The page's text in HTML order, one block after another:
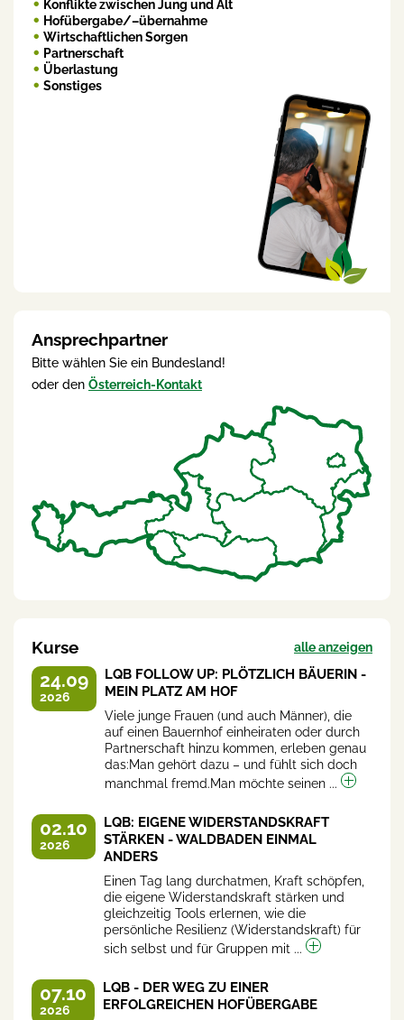
Konflikte zwischen Jung und Alt
Hofübergabe/–übernahme
Wirtschaftlichen Sorgen
Partnerschaft
Überlastung
Sonstiges
Ansprechpartner
Bitte wählen Sie ein Bundesland!
oder den Österreich-Kontakt
Kurse alle anzeigen
24.09
2026
LQB FOLLOW UP: PLÖTZLICH BÄUERIN -
MEIN PLATZ AM HOF
Viele junge Frauen (und auch Männer), die
auf einen Bauernhof einheiraten oder durch
Partnerschaft hinzu kommen, erleben genau
das:Man gehört dazu – und fühlt sich doch
manchmal fremd.Man möchte seinen ...
02.10
2026
LQB: EIGENE WIDERSTANDSKRAFT
STÄRKEN - WALDBADEN EINMAL
ANDERS
Einen Tag lang durchatmen, Kraft schöpfen,
die eigene Widerstandskraft stärken und
gleichzeitig Tools erlernen, wie die
persönliche Resilienz (Widerstandskraft) für
sich selbst und für Gruppen mit ...
07.10
2026
LQB - DER WEG ZU EINER
ERFOLGREICHEN HOFÜBERGABE